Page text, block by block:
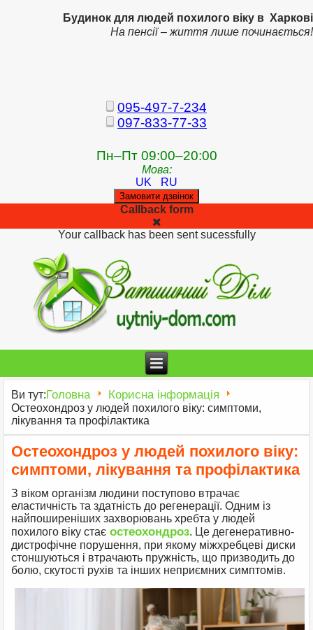
Будинок для людей похилого віку в Харкові
На пенсії – життя лише починається!
095-497-7-234
097-833-77-33
Пн–Пт 09:00–20:00
Мова:
UK
RU
Замовити дзвінок
Callback form
Your callback has been sent sucessfully
Ви тут:Головна Корисна інформація
Остеохондроз у людей похилого віку: симптоми,
лікування та профілактика
Остеохондроз у людей похилого віку:
симптоми, лікування та профілактика
З віком організм людини поступово втрачає
еластичність та здатність до регенерації. Одним із
найпоширеніших захворювань хребта у людей
похилого віку стає остеохондроз. Це дегенеративно-
дистрофічне порушення, при якому міжхребцеві диски
стоншуються і втрачають пружність, що призводить до
болю, скутості рухів та інших неприємних симптомів.